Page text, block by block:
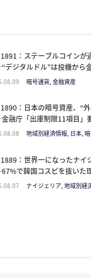
：ステーブルコインが
ジタルドル”は投機から
が見るべきは価格ではな
暗号通貨, 金融資産
：日本の暗号資産、“
融庁「出庫制限11項目」
イムライン地域別経済情報, 日本,
：世界一になったナ
67%で韓国コスピを抜いた
ナイジェリア, 地域別経